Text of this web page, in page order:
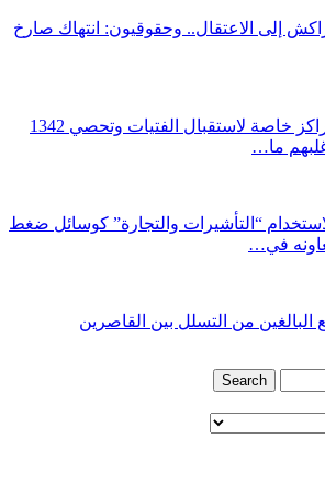
إلى الاعتقال.. وحقوقيون: انتهاك صارخ
سلطات سبتة تنشئ مراكز خاصة لاستقبال الفتيات وتحصي 1342
ما…
“التأشيرات والتجارة” كوسائل ضغط
في…
البالغين من التسلل بين القاصرين